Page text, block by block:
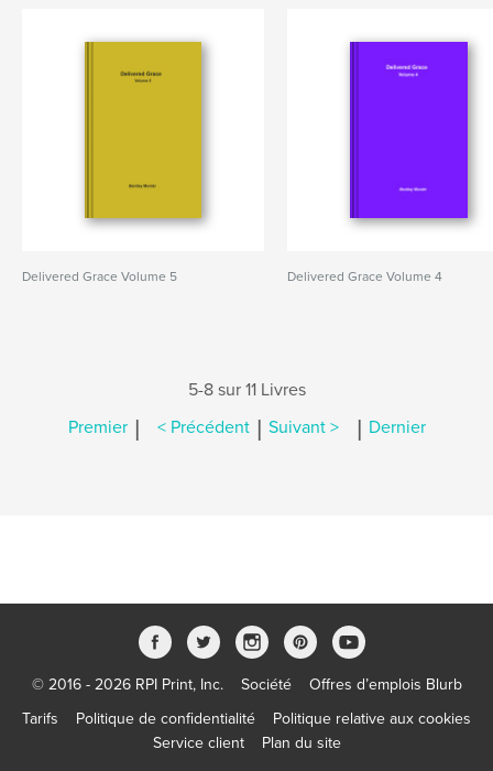
Delivered Grace Volume 5 Delivered Grace Volume 4
5-8 sur 11 Livres
Premier | < Précédent | Suivant > | Dernier
© 2016 - 2026 RPI Print, Inc. Société
Offres d’emplois Blurb
Tarifs
Politique de confidentialité
Politique relative aux cookies
Service client
Plan du site